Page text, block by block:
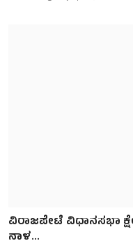
ವಿರಾಜಪೇಟೆ ವಿಧಾನಸಭಾ
ನಾಳ...